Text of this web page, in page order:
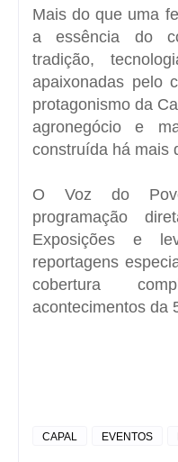
Mais do que uma
a essência do
tradição,
apaixonadas pelo
protagonismo da
agronegócio e
construída há mais
O Voz do
programação
Exposições e
reportagens
cobertura
acontecimentos da
CAPAL EVENTOS